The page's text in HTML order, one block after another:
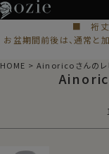
■ 裄丈
お盆期間前後は、通常と
HOME Ainoricoさんのレ